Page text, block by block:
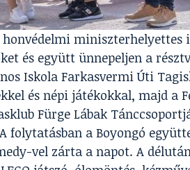
miniszterhelyettes
és együtt ünnepeljen a
Iskola Farkasvermi Úti
és népi játékokkal, majd a
Fürge Lábak
a Boyongó
vel zárta a napot. A